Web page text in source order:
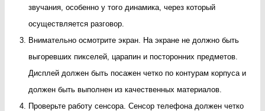
звучания, особенно у того динамика, через который
осуществляется разговор.
Внимательно осмотрите экран. На экране не должно быть
выгоревших пикселей, царапин и посторонних предметов.
Дисплей должен быть посажен четко по контурам корпуса и
должен быть выполнен из качественных материалов.
Проверьте работу сенсора. Сенсор телефона должен четко